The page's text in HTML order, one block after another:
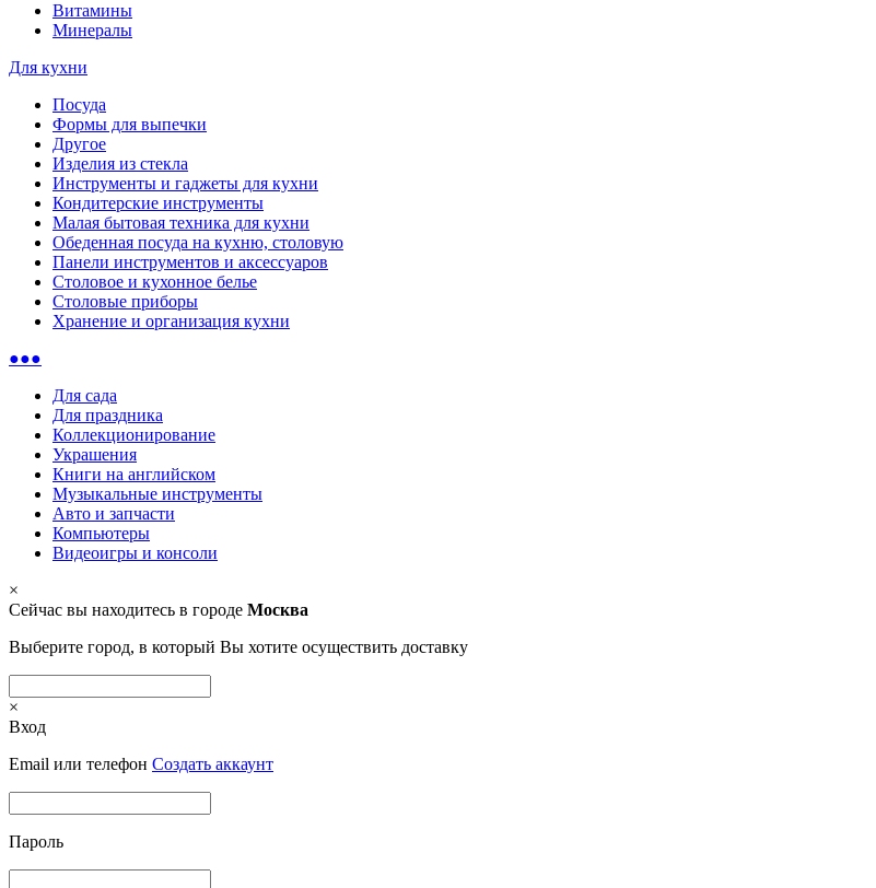
Витамины
Минералы
Для кухни
Посуда
Формы для выпечки
Другое
Изделия из стекла
Инструменты и гаджеты для кухни
Кондитерские инструменты
Малая бытовая техника для кухни
Обеденная посуда на кухню, столовую
Панели инструментов и аксессуаров
Столовое и кухонное белье
Столовые приборы
Хранение и организация кухни
●●●
Для сада
Для праздника
Коллекционирование
Украшения
Книги на английском
Музыкальные инструменты
Авто и запчасти
Компьютеры
Видеоигры и консоли
×
Сейчас вы находитесь в городе Москва
Выберите город, в который Вы хотите осуществить доставку
×
Вход
Email или телефон Создать аккаунт
Пароль